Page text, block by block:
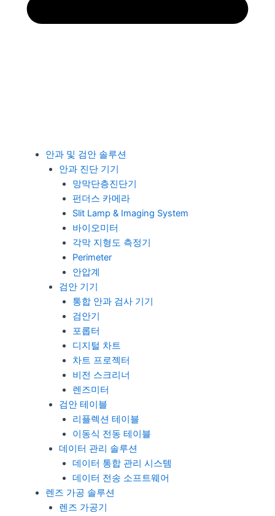
안과 및 검안 솔루션
안과 진단 기기
망막단층진단기
펀더스 카메라
Slit Lamp & Imaging System
바이오미터
각막 지형도 측정기
Perimeter
안압계
검안 기기
통합 안과 검사 기기
검안기
포롭터
디지털 차트
차트 프로젝터
비전 스크리너
렌즈미터
검안 테이블
리플렉션 테이블
이동식 전동 테이블
데이터 관리 솔루션
데이터 통합 관리 시스템
데이터 전송 소프트웨어
렌즈 가공 솔루션
렌즈 가공기